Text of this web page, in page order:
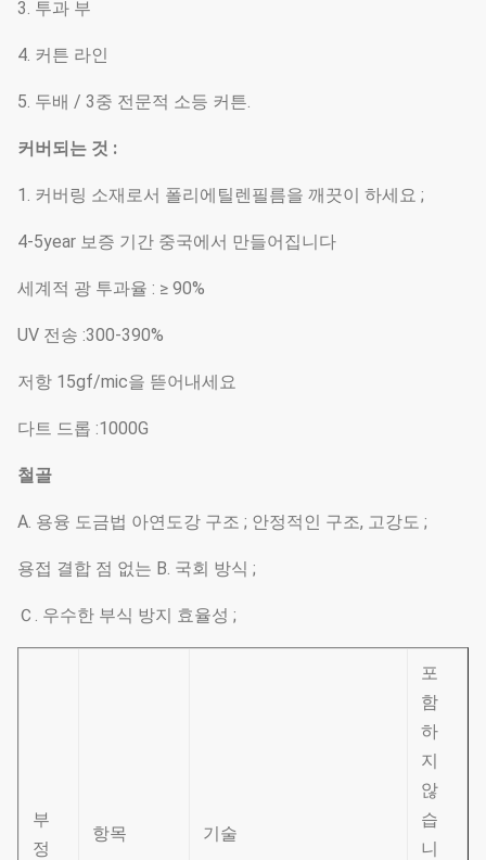
3. 투과 부
4. 커튼 라인
5. 두배 / 3중 전문적 소등 커튼.
커버되는 것 :
1. 커버링 소재로서 폴리에틸렌필름을 깨끗이 하세요 ;
4-5year 보증 기간 중국에서 만들어집니다
세계적 광 투과율 : ≥ 90%
UV 전송 :300-390%
저항 15gf/mic을 뜯어내세요
다트 드롭 :1000G
철골
A. 용융 도금법 아연도강 구조 ; 안정적인 구조, 고강도 ;
용접 결합 점 없는 B. 국회 방식 ;
Ｃ. 우수한 부식 방지 효율성 ;
부
정
항목 기술
포
함
하
지
않
습
니